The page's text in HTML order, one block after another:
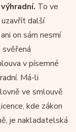
To ve
uzavřít další
on sám nesmí
v písemné
Má-li
ve smlouvě
kde zákon
je nakladatelská